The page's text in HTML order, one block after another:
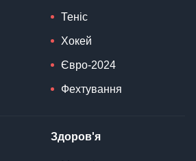
Теніс
Хокей
Євро-2024
Фехтування
Здоров'я